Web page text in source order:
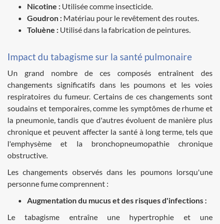
Nicotine : Utilisée comme insecticide.
Goudron : Matériau pour le revêtement des routes.
Toluène : Utilisé dans la fabrication de peintures.
Impact du tabagisme sur la santé pulmonaire
Un grand nombre de ces composés entraînent des
changements significatifs dans les poumons et les voies
respiratoires du fumeur. Certains de ces changements sont
soudains et temporaires, comme les symptômes de rhume et
la pneumonie, tandis que d'autres évoluent de manière plus
chronique et peuvent affecter la santé à long terme, tels que
l'emphysème et la bronchopneumopathie chronique
obstructive.
Les changements observés dans les poumons lorsqu'une
personne fume comprennent :
Augmentation du mucus et des risques d'infections :
Le tabagisme entraîne une hypertrophie et une